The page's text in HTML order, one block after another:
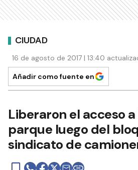
CIUDAD
16 de agosto de 2017 | 13:40
Añadir como fuente en
Liberaron el acceso
parque luego del
sindicato de